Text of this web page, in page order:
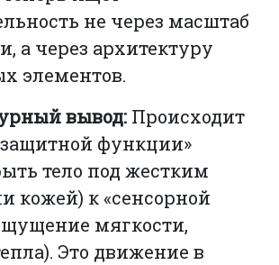
не через масштаб
а через архитектуру
элементов.
вывод: Происходит
функции»
тело под жестким
кожей) к «сенсорной
мягкости,
Это движение в